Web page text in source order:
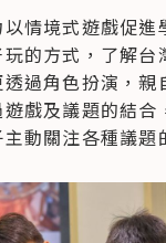
情境式遊戲促進
的方式，了解台
過角色扮演，親
戲及議題的結合
動關注各種議題